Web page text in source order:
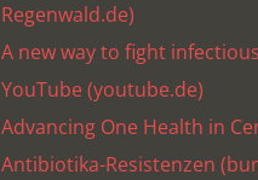
Regenwald.de)
A new way to fight
YouTube (youtube.de)
Advancing One Health in
Antibiotika-Resistenzen